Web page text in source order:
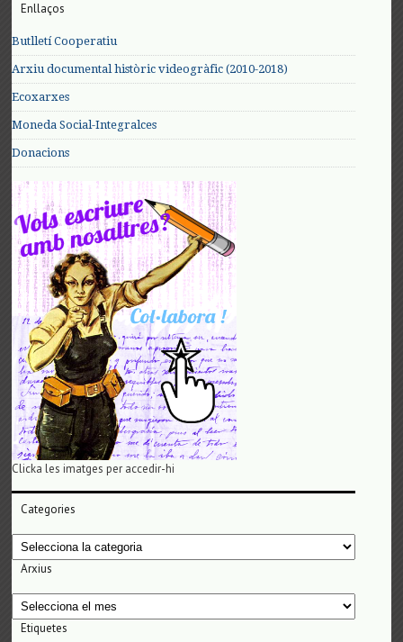
Enllaços
Butlletí Cooperatiu
Arxiu documental històric videogràfic (2010-2018)
Ecoxarxes
Moneda Social-Integralces
Donacions
Clicka les imatges per accedir-hi
Categories
Categories
Arxius
Arxius
Etiquetes